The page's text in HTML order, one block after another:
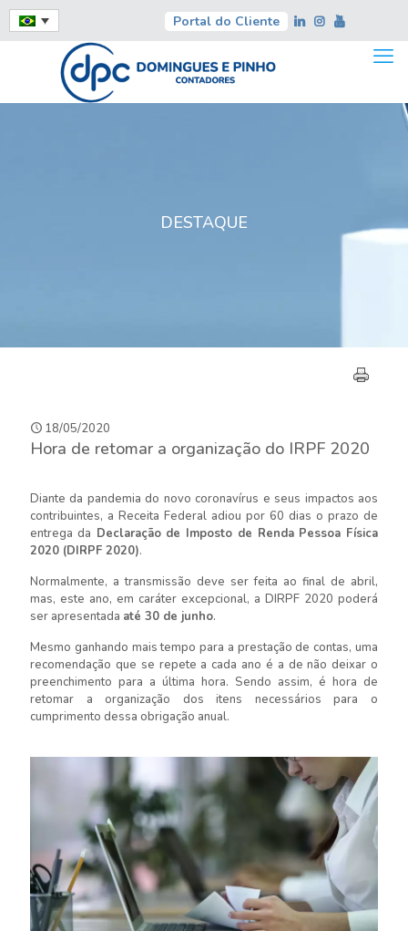
Portal do Cliente
DESTAQUE
18/05/2020
Hora de retomar a organização do IRPF 2020
Diante da pandemia do novo coronavírus e seus impactos aos
contribuintes, a Receita Federal adiou por 60 dias o prazo de
entrega da Declaração de Imposto de Renda Pessoa Física
2020 (DIRPF 2020).
Normalmente, a transmissão deve ser feita ao final de abril,
mas, este ano, em caráter excepcional, a DIRPF 2020 poderá
ser apresentada até 30 de junho.
Mesmo ganhando mais tempo para a prestação de contas, uma
recomendação que se repete a cada ano é a de não deixar o
preenchimento para a última hora. Sendo assim, é hora de
retomar a organização dos itens necessários para o
cumprimento dessa obrigação anual.